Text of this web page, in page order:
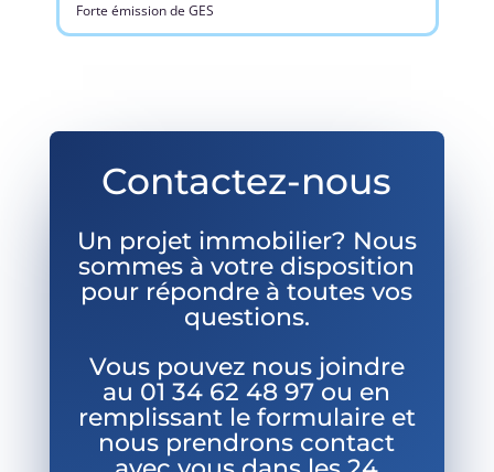
Forte émission de GES
Contactez-nous
Un projet immobilier? Nous
sommes à votre disposition
pour répondre à toutes vos
questions.
Vous pouvez nous joindre
au 01 34 62 48 97 ou en
remplissant le formulaire et
nous prendrons contact